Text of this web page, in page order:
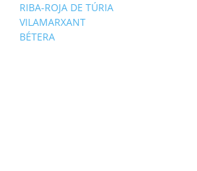
RIBA-ROJA DE TÚRIA
VILAMARXANT
BÉTERA